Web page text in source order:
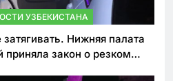
УЗБЕКИСТАНА
Нижняя палата
приняла закон о резком